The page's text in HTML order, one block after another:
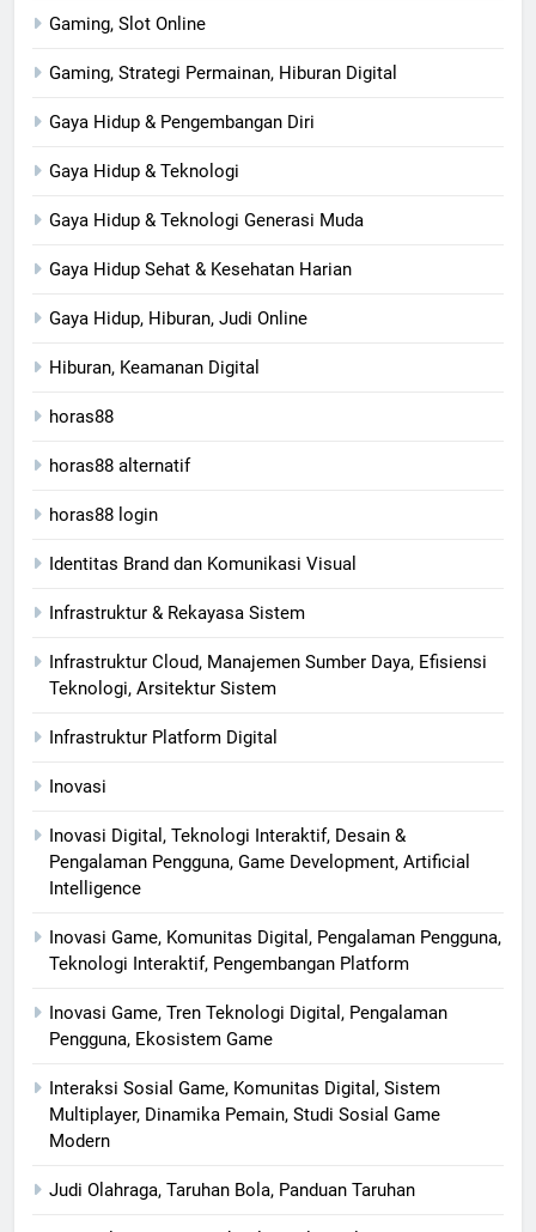
Gaming, Slot Online
Gaming, Strategi Permainan, Hiburan Digital
Gaya Hidup & Pengembangan Diri
Gaya Hidup & Teknologi
Gaya Hidup & Teknologi Generasi Muda
Gaya Hidup Sehat & Kesehatan Harian
Gaya Hidup, Hiburan, Judi Online
Hiburan, Keamanan Digital
horas88
horas88 alternatif
horas88 login
Identitas Brand dan Komunikasi Visual
Infrastruktur & Rekayasa Sistem
Infrastruktur Cloud, Manajemen Sumber Daya, Efisiensi
Teknologi, Arsitektur Sistem
Infrastruktur Platform Digital
Inovasi
Inovasi Digital, Teknologi Interaktif, Desain &
Pengalaman Pengguna, Game Development, Artificial
Intelligence
Inovasi Game, Komunitas Digital, Pengalaman Pengguna,
Teknologi Interaktif, Pengembangan Platform
Inovasi Game, Tren Teknologi Digital, Pengalaman
Pengguna, Ekosistem Game
Interaksi Sosial Game, Komunitas Digital, Sistem
Multiplayer, Dinamika Pemain, Studi Sosial Game
Modern
Judi Olahraga, Taruhan Bola, Panduan Taruhan